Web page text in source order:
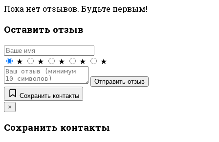
Пока нет отзывов. Будьте первым!
Оставить отзыв
★ ★ ★ ★ ★
Отправить отзыв
Сохранить контакты
×
Сохранить контакты